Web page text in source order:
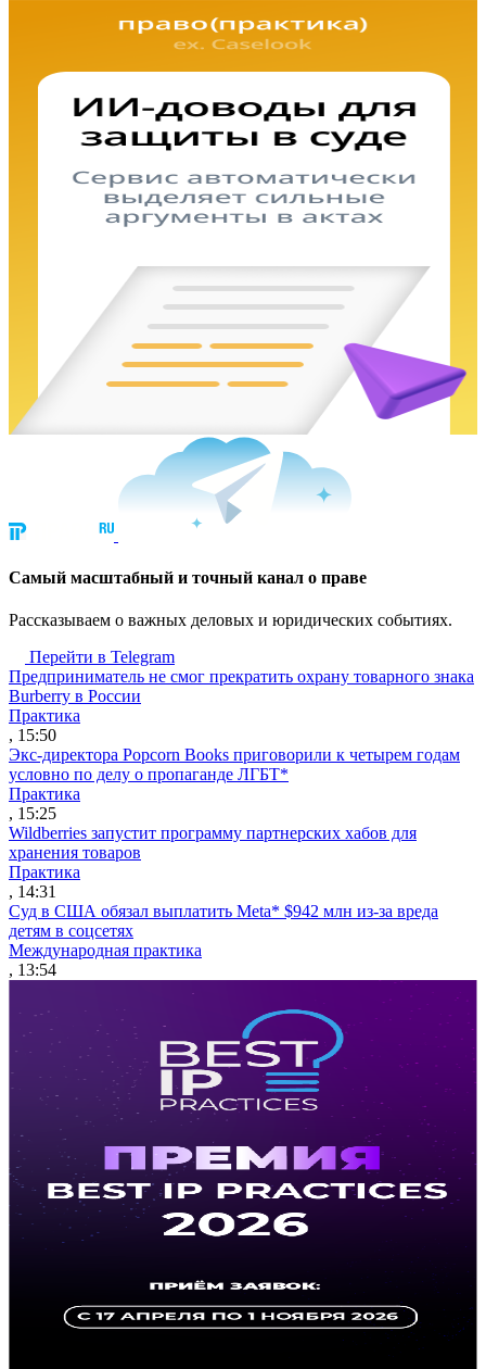
Cамый масштабный и точный канал о праве
Рассказываем о важных деловых и юридических событиях.
Перейти в Telegram
Предприниматель не смог прекратить охрану товарного знака
Burberry в России
Практика
, 15:50
Экс-директора Popcorn Books приговорили к четырем годам
условно по делу о пропаганде ЛГБТ*
Практика
, 15:25
Wildberries запустит программу партнерских хабов для
хранения товаров
Практика
, 14:31
Суд в США обязал выплатить Meta* $942 млн из-за вреда
детям в соцсетях
Международная практика
, 13:54